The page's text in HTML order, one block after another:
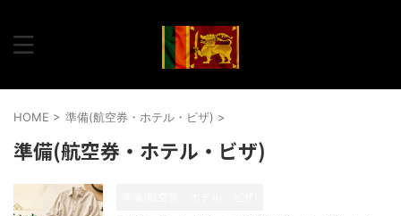
HOME > 準備(航空券・ホテル・ビザ) >
準備(航空券・ホテル・ビザ)